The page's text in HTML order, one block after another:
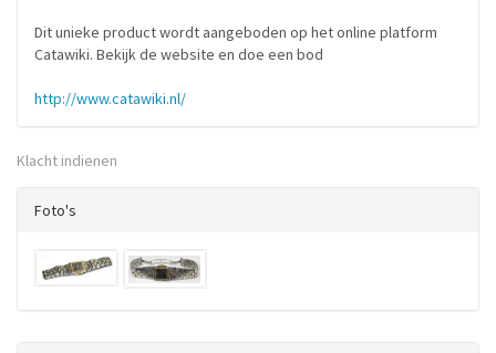
Dit unieke product wordt aangeboden op het online platform
Catawiki. Bekijk de website en doe een bod
http://www.catawiki.nl/
Klacht indienen
Foto's